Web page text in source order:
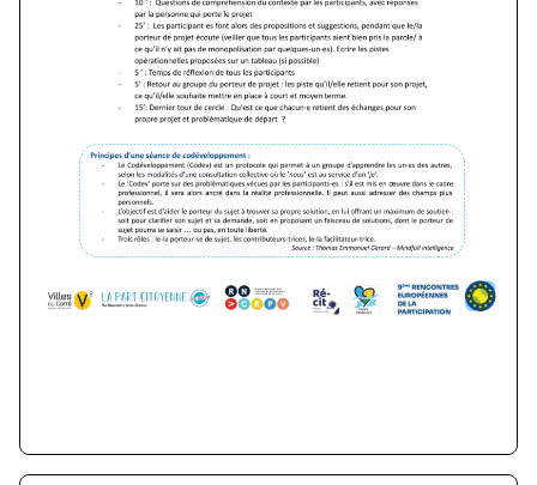
(format .svg)
Télécharger le dossier d'identité complet
(format .zip)